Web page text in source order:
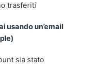
trasferiti
usando un’email
sia stato